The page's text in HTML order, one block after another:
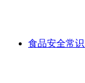
食品安全常识